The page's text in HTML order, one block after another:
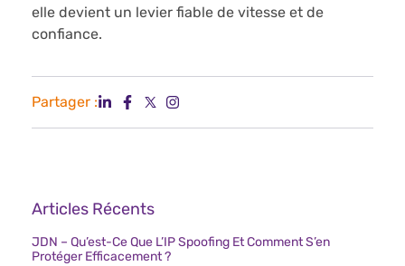
elle devient un levier fiable de vitesse et de
confiance.
Partager :
Articles Récents
JDN – Qu’est-Ce Que L’IP Spoofing Et Comment S’en
Protéger Efficacement ?